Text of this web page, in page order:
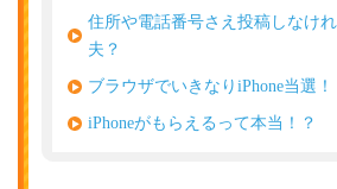
住所や電話番号さえ投稿しなけ
夫？
ブラウザでいきなりiPhone当選！
iPhoneがもらえるって本当！？